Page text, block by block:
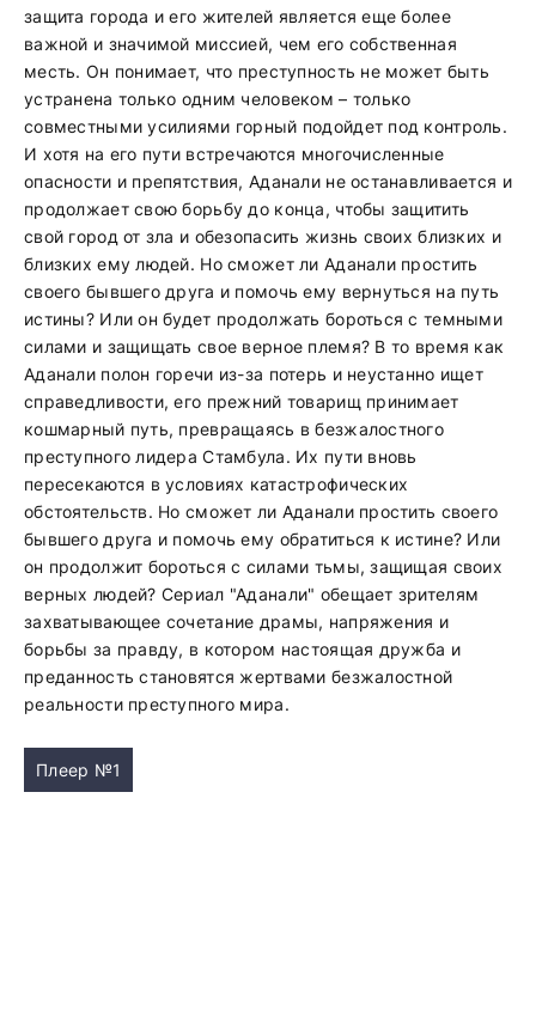
защита города и его жителей является еще более
важной и значимой миссией, чем его собственная
месть. Он понимает, что преступность не может быть
устранена только одним человеком – только
совместными усилиями горный подойдет под контроль.
И хотя на его пути встречаются многочисленные
опасности и препятствия, Аданали не останавливается и
продолжает свою борьбу до конца, чтобы защитить
свой город от зла и обезопасить жизнь своих близких и
близких ему людей. Но сможет ли Аданали простить
своего бывшего друга и помочь ему вернуться на путь
истины? Или он будет продолжать бороться с темными
силами и защищать свое верное племя? В то время как
Аданали полон горечи из-за потерь и неустанно ищет
справедливости, его прежний товарищ принимает
кошмарный путь, превращаясь в безжалостного
преступного лидера Стамбула. Их пути вновь
пересекаются в условиях катастрофических
обстоятельств. Но сможет ли Аданали простить своего
бывшего друга и помочь ему обратиться к истине? Или
он продолжит бороться с силами тьмы, защищая своих
верных людей? Сериал "Аданали" обещает зрителям
захватывающее сочетание драмы, напряжения и
борьбы за правду, в котором настоящая дружба и
преданность становятся жертвами безжалостной
реальности преступного мира.
Плеер №1